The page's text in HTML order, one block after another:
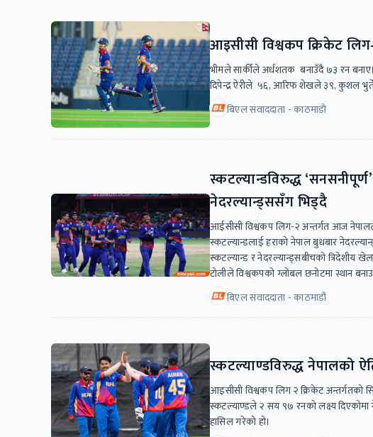
आइसीसी विश्वकप क्रिकेट
भीमले सार्कीले अर्धशतक बनाउँदै ७३ रन
दिपेन्द्र ऐरीले ५६, आरिफ शेखले ३९, कुशल
बिएल संवाददाता - काठमाडाैं
स्कटल्यान्डविरुद्ध
नेदरल्यान्ड्ससँग भिड्दै
आईसीसी विश्वकप लिग-२ अन्तर्गत आज
स्कटल्यान्डलाई हराको नेपाल बुधबार
स्कटल्यान्ड र नेदरल्यान्ड्सबीचको त्रिदेशीय
टोलीले विश्वकपको ग्लोबल छनोटमा स्थान
बिएल संवाददाता - काठमाडौं
स्कटल्याण्डविरुद्ध नेपालको
आइसीसी विश्वकप लिग २ क्रिकेट अन्तर्गतको
स्कटल्याण्डले २ सय ९७ रनको लक्ष्य
हासिल गरेको हो।